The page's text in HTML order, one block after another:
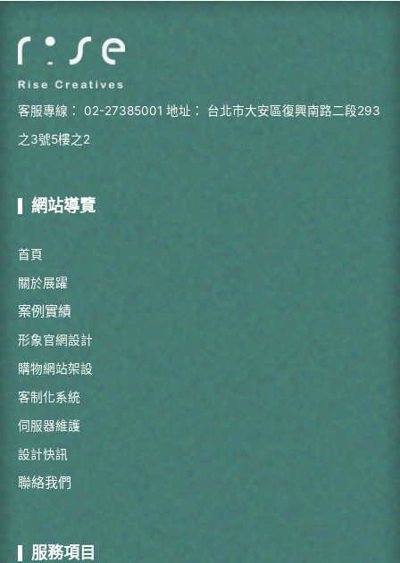
客服專線： 02-27385001 地址： 台北市大安區復興南路二段293
之3號5樓之2
網站導覽
首頁
關於展躍
案例實績
形象官網設計
購物網站架設
客制化系統
伺服器維護
設計快訊
聯絡我們
服務項目